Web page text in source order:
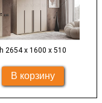
h 2654 х 1600 х 510